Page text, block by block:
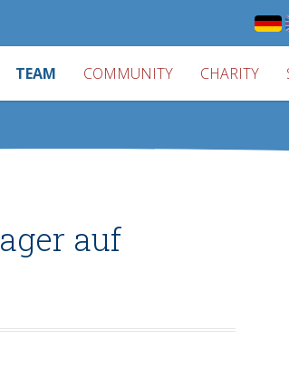
TEAM COMMUNITY CHARITY
auf